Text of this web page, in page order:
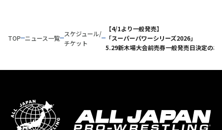
TOP ニュース一覧
スケジュール/
チケット
【4/1より一般発売】
「スーパーパワーシリーズ2026」
5.29新木場大会前売券一般発売日決定のお